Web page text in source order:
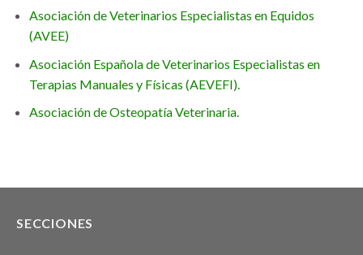
Asociación de Veterinarios Especialistas en Equidos
(AVEE)
Asociación Española de Veterinarios Especialistas en
Terapias Manuales y Físicas (AEVEFI).
Asociación de Osteopatía Veterinaria.
SECCIONES